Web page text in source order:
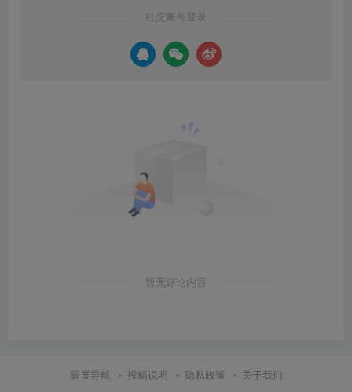
社交账号登录
暂无评论内容
策展导航 投稿说明 隐私政策 关于我们